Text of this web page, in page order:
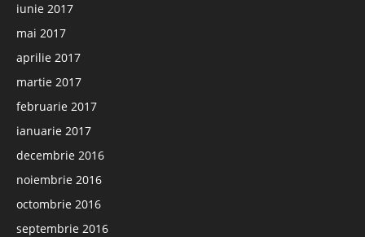
iunie 2017
mai 2017
aprilie 2017
martie 2017
februarie 2017
ianuarie 2017
decembrie 2016
noiembrie 2016
octombrie 2016
septembrie 2016